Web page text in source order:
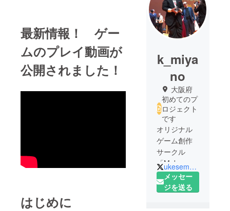
最新情報！ ゲー
ムのプレイ動画が
公開されました！
はじめに
k_miya
no
大阪府
初めてのプ
ロジェクト
です
オリジナル
ゲーム創作
サークル
「Mob+」
（モブプラ
ス）です！
ukesememobplus
メッセー
ジを送る